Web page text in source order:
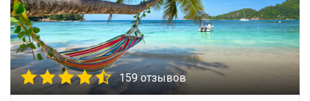
159 отзывов